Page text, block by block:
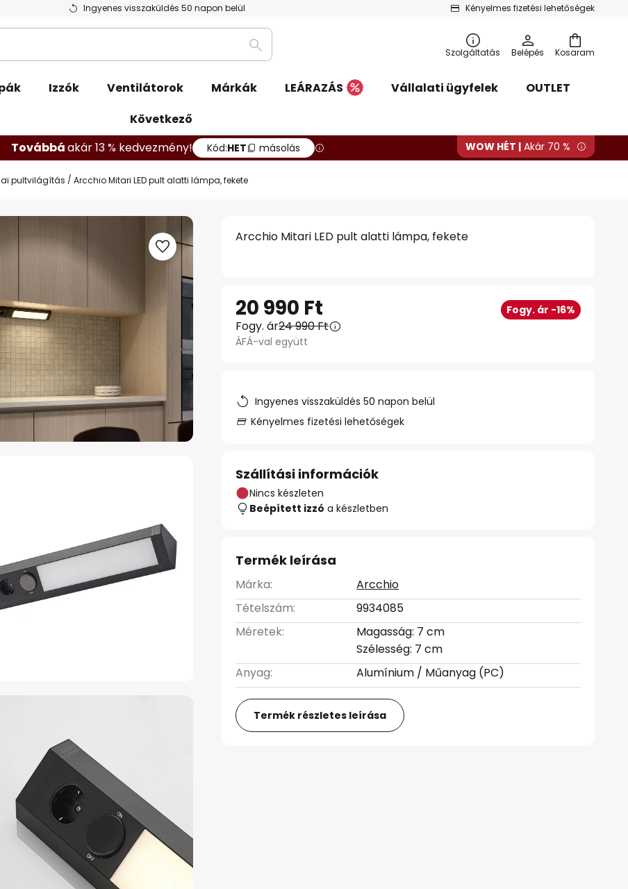
Ingyenes visszaküldés 50 napon belül Kényelmes fizetési lehetőségek
Kosaram
Keresés
Szolgáltatás Belépés
Izzók Ventilátorok Márkák LEÁRAZÁS Vállalati ügyfelek
OUTLET
Következő
Továbbáakár 13 % kedvezmény! Kód:HET másolás WOW HÉT | Akár 70 %
pultvilágítás Arcchio Mitari LED pult alatti lámpa, fekete
Arcchio Mitari LED pult alatti lámpa, fekete
20 990 Ft Fogy. ár -16%
Fogy. ár24 990 Ft
ÁFÁ-val együtt
Ingyenes visszaküldés 50 napon belül
Kényelmes fizetési lehetőségek
Szállítási információk
Nincs készleten
Beépített izzó a készletben
Termék leírása
Márka:
Arcchio
Tételszám:
9934085
Méretek:
Magasság: 7 cm
Szélesség: 7 cm
Anyag:
Alumínium / Műanyag (PC)
Termék részletes leírása